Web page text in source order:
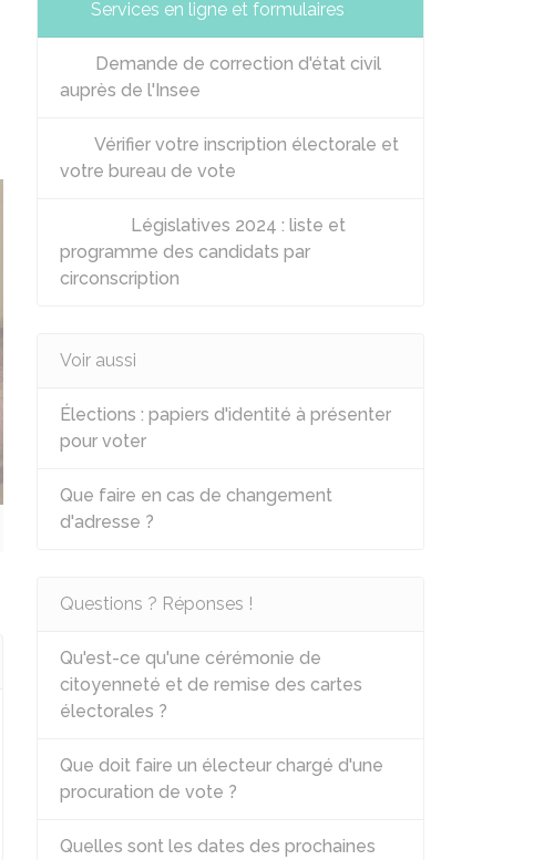
Services en ligne et formulaires
Demande de correction d'état civil
auprès de l'Insee
Vérifier votre inscription électorale et
votre bureau de vote
Législatives 2024 : liste et
programme des candidats par
circonscription
Voir aussi
Élections : papiers d'identité à présenter
pour voter
Que faire en cas de changement
d'adresse ?
Questions ? Réponses !
Qu'est-ce qu'une cérémonie de
citoyenneté et de remise des cartes
électorales ?
Que doit faire un électeur chargé d'une
procuration de vote ?
Quelles sont les dates des prochaines